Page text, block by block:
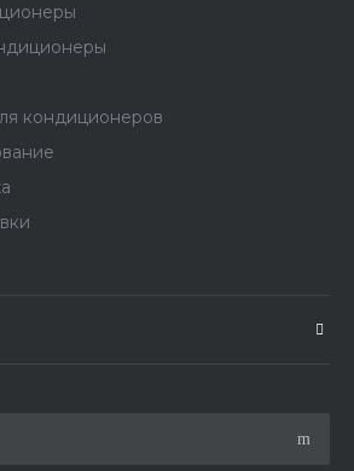
кондиционеров